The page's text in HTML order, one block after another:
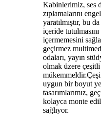
Kabinlerimiz, ses
zıplamalarını
yaratılmıştır, bu
içeride
içermemesini
geçirmez
odaları, yayın
olmak üzere
uygun bir boyut
tasarımlarımız,
kolayca monte
sağlıyor.